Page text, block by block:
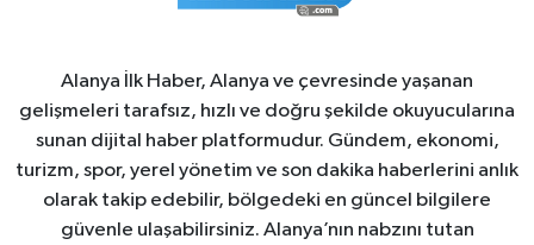
Alanya İlk Haber, Alanya ve çevresinde yaşanan
gelişmeleri tarafsız, hızlı ve doğru şekilde okuyucularına
sunan dijital haber platformudur. Gündem, ekonomi,
turizm, spor, yerel yönetim ve son dakika haberlerini anlık
olarak takip edebilir, bölgedeki en güncel bilgilere
güvenle ulaşabilirsiniz. Alanya’nın nabzını tutan